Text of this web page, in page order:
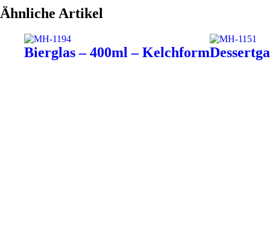
Ähnliche Artikel
Bierglas – 400ml – Kelchform